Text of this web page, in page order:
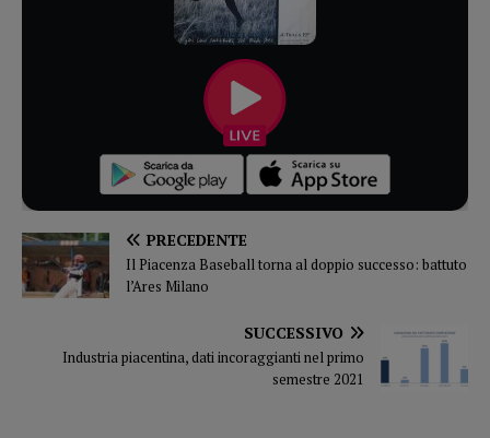
PRECEDENTE
Il Piacenza Baseball torna al doppio successo: battuto
l’Ares Milano
SUCCESSIVO
Industria piacentina, dati incoraggianti nel primo
semestre 2021